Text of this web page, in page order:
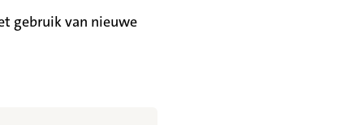
gebruik van nieuwe